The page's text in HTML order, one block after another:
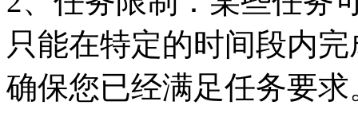
只能在特定的时间段内
确保您已经满足任务要求